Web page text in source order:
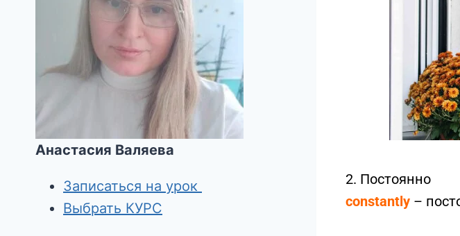
2. Постоянно
constantly–
Анастасия Валяева
Записаться на урок
Выбрать КУРС